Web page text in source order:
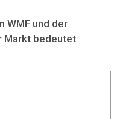
WMF und der
Markt bedeutet